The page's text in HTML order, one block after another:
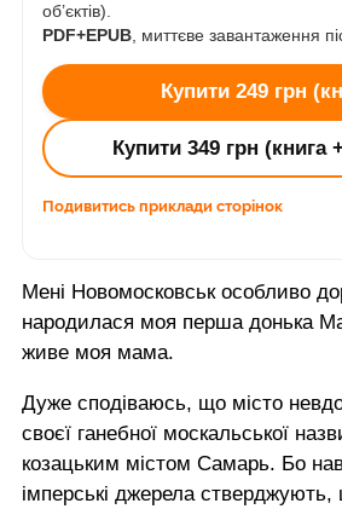
об’єктів).
PDF+EPUB , миттєве завантаження
Купити 249 грн
Купити 349 грн (книга
Подивитись приклади сторінок
Мені Новомосковськ особливо
народилася моя перша донька
живе моя мама.
Дуже сподіваюсь, що місто
своєї ганебної москальської
козацьким містом Самарь. Бо
імперські джерела